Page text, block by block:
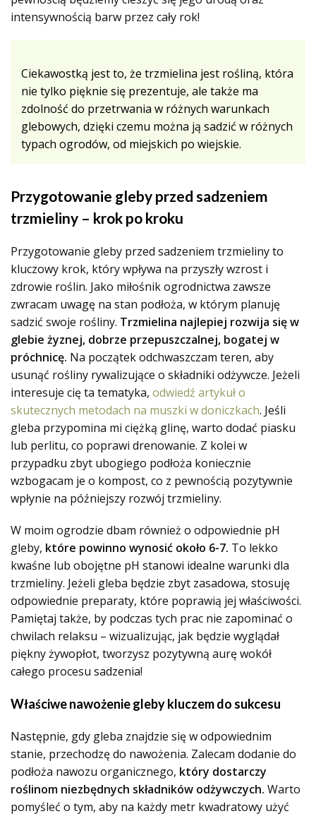
intensywnością barw przez cały rok!
Ciekawostką jest to, że trzmielina jest rośliną, która
nie tylko pięknie się prezentuje, ale także ma
zdolność do przetrwania w różnych warunkach
glebowych, dzięki czemu można ją sadzić w różnych
typach ogrodów, od miejskich po wiejskie.
Przygotowanie gleby przed sadzeniem
trzmieliny – krok po kroku
Przygotowanie gleby przed sadzeniem trzmieliny to
kluczowy krok, który wpływa na przyszły wzrost i
zdrowie roślin. Jako miłośnik ogrodnictwa zawsze
zwracam uwagę na stan podłoża, w którym planuję
sadzić swoje rośliny. Trzmielina najlepiej rozwija się w
glebie żyznej, dobrze przepuszczalnej, bogatej w
próchnicę. Na początek odchwaszczam teren, aby
usunąć rośliny rywalizujące o składniki odżywcze. Jeżeli
interesuje cię ta tematyka, odwiedź artykuł o
skutecznych metodach na muszki w doniczkach. Jeśli
gleba przypomina mi ciężką glinę, warto dodać piasku
lub perlitu, co poprawi drenowanie. Z kolei w
przypadku zbyt ubogiego podłoża koniecznie
wzbogacam je o kompost, co z pewnością pozytywnie
wpłynie na późniejszy rozwój trzmieliny.
W moim ogrodzie dbam również o odpowiednie pH
gleby, które powinno wynosić około 6-7. To lekko
kwaśne lub obojętne pH stanowi idealne warunki dla
trzmieliny. Jeżeli gleba będzie zbyt zasadowa, stosuję
odpowiednie preparaty, które poprawią jej właściwości.
Pamiętaj także, by podczas tych prac nie zapominać o
chwilach relaksu – wizualizując, jak będzie wyglądał
piękny żywopłot, tworzysz pozytywną aurę wokół
całego procesu sadzenia!
Właściwe nawożenie gleby kluczem do sukcesu
Następnie, gdy gleba znajdzie się w odpowiednim
stanie, przechodzę do nawożenia. Zalecam dodanie do
podłoża nawozu organicznego, który dostarczy
roślinom niezbędnych składników odżywczych. Warto
pomyśleć o tym, aby na każdy metr kwadratowy użyć